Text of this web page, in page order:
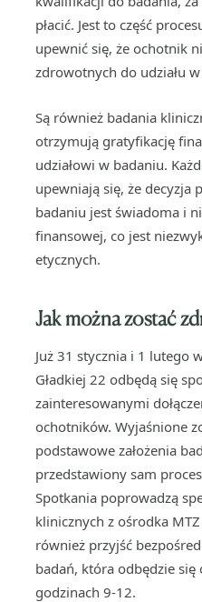
płacić. Jest to część
upewnić się, że ochotnik
zdrowotnych do udziału
Są również badania
otrzymują gratyfikację
udziałowi w badaniu.
upewniają się, że decyzja
badaniu jest świadoma i
finansowej, co jest
etycznych.
Jak można zostać
Już 31 stycznia i 1 lutego
Gładkiej 22 odbędą się
zainteresowanymi
ochotników. Wyjaśnione
podstawowe założenia
przedstawiony sam
Spotkania poprowadzą
klinicznych z ośrodka
również przyjść
badań, która odbędzie
godzinach 9-12.